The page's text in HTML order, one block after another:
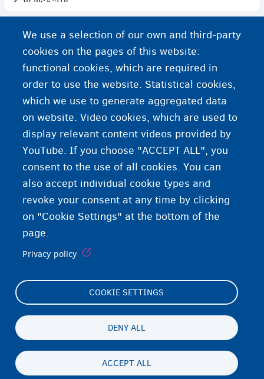
ኣብ ቤልጂዩም ንዝርከባ ኣብያተ-ጽሕፈት ስነ-ሕጋዊ ሓገዝ ተወከሱ
ብዛዕባ መስርሕ ምክትታል ሕቶ ዕቝባ ሓበሬታ ክትረኽቡ ዶ
ደሊኹም ኣለኹም?
https://www.asyluminbelgium.be/ti
We use a selection of our own and third-party
cookies on the pages of this website:
functional cookies, which are required in
order to use the website. Statistical cookies,
which we use to generate aggregated data
on website. Video cookies, which are used to
display relevant content videos provided by
YouTube. If you choose "ACCEPT ALL", you
consent to the use of all cookies. You can
also accept individual cookie types and
revoke your consent at any time by clicking
on "Cookie Settings" at the bottom of the
page.
Privacy policy
COOKIE SETTINGS
DENY ALL
ACCEPT ALL
Footer
(menu)
Cookie Settings
ጉዳይ ብሕትውናን ባዕላዊ ሕድገት መሰልን
TI
Persistent